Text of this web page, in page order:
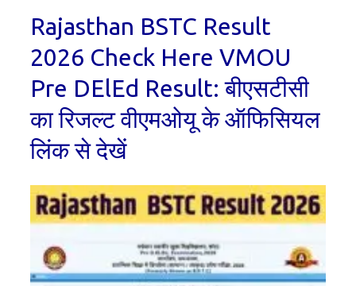
Rajasthan BSTC Result
2026 Check Here VMOU
Pre DElEd Result: बीएसटीसी
का रिजल्ट वीएमओयू के ऑफिसियल
लिंक से देखें